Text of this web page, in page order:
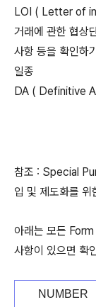
LOI ( Letter of
거래에 관한 협상
사항 등을 확인하
일종
DA ( Definitive
참조 : Special
입 및 제도화를
아래는 모든
사항이 있으면 확
NUMBER